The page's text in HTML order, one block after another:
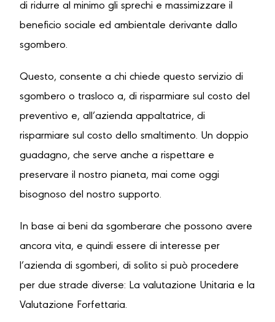
di ridurre al minimo gli sprechi e massimizzare il
beneficio sociale ed ambientale derivante dallo
sgombero.
Questo, consente a chi chiede questo servizio di
sgombero o trasloco a, di risparmiare sul costo del
preventivo e, all’azienda appaltatrice, di
risparmiare sul costo dello smaltimento. Un doppio
guadagno, che serve anche a rispettare e
preservare il nostro pianeta, mai come oggi
bisognoso del nostro supporto.
In base ai beni da sgomberare che possono avere
ancora vita, e quindi essere di interesse per
l’azienda di sgomberi, di solito si può procedere
per due strade diverse: La valutazione Unitaria e la
Valutazione Forfettaria.